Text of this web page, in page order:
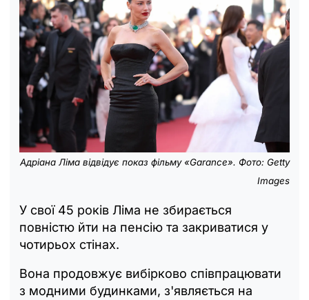
Адріана Ліма відвідує показ фільму «Garance». Фото: Getty
Images
У свої 45 років Ліма не збирається
повністю йти на пенсію та закриватися у
чотирьох стінах.
Вона продовжує вибірково співпрацювати
з модними будинками, з'являється на